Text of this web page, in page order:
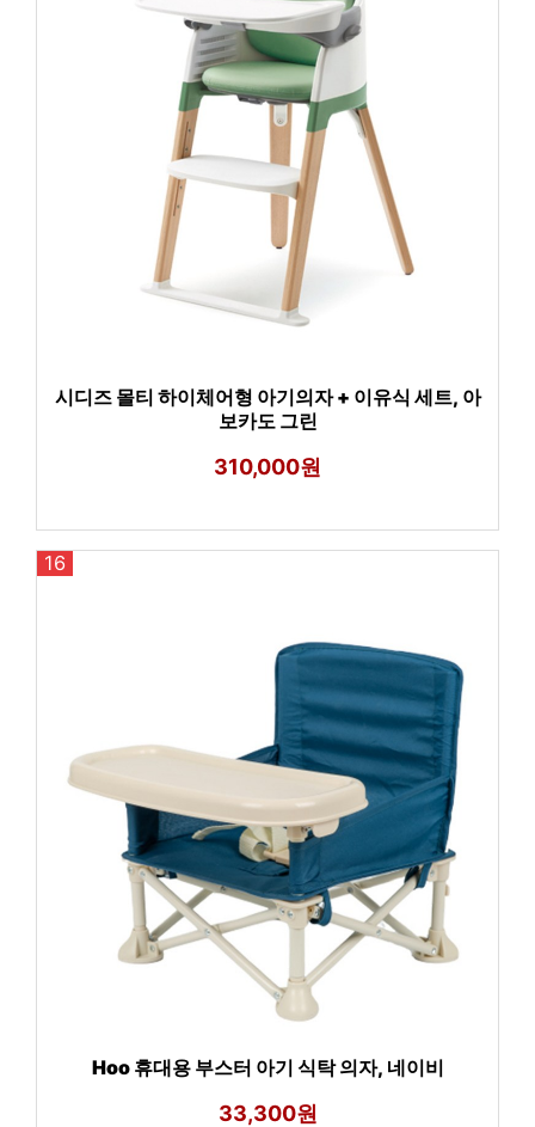
시디즈 몰티 하이체어형 아기의자 + 이유식 세트, 아
보카도 그린
310,000원
16
Hoo 휴대용 부스터 아기 식탁 의자, 네이비
33,300원